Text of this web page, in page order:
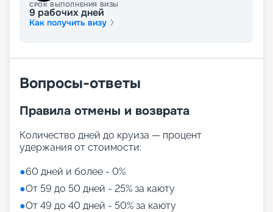
СРОК ВЫПОЛНЕНИЯ ВИЗЫ
9 рабочих дней
Как получить визу
Вопросы-ответы
Правила отмены и возврата
Количество дней до круиза — процент
удержания от стоимости:
●60 дней и более - 0%
●От 59 до 50 дней - 25% за каюту
●От 49 до 40 дней - 50% за каюту